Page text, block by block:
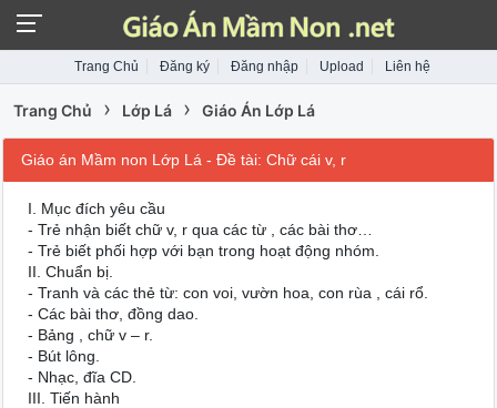
Trang Chủ Đăng ký Đăng nhập Upload Liên hệ
Trang Chủ › Lớp Lá › Giáo Án Lớp Lá
Giáo án Mầm non Lớp Lá - Đề tài: Chữ cái v, r
I. Mục đích yêu cầu
- Trẻ nhận biết chữ v, r qua các từ , các bài thơ…
- Trẻ biết phối hợp với bạn trong hoạt động nhóm.
II. Chuẩn bị.
- Tranh và các thẻ từ: con voi, vườn hoa, con rùa , cái rổ.
- Các bài thơ, đồng dao.
- Bảng , chữ v – r.
- Bút lông.
- Nhạc, đĩa CD.
III. Tiến hành